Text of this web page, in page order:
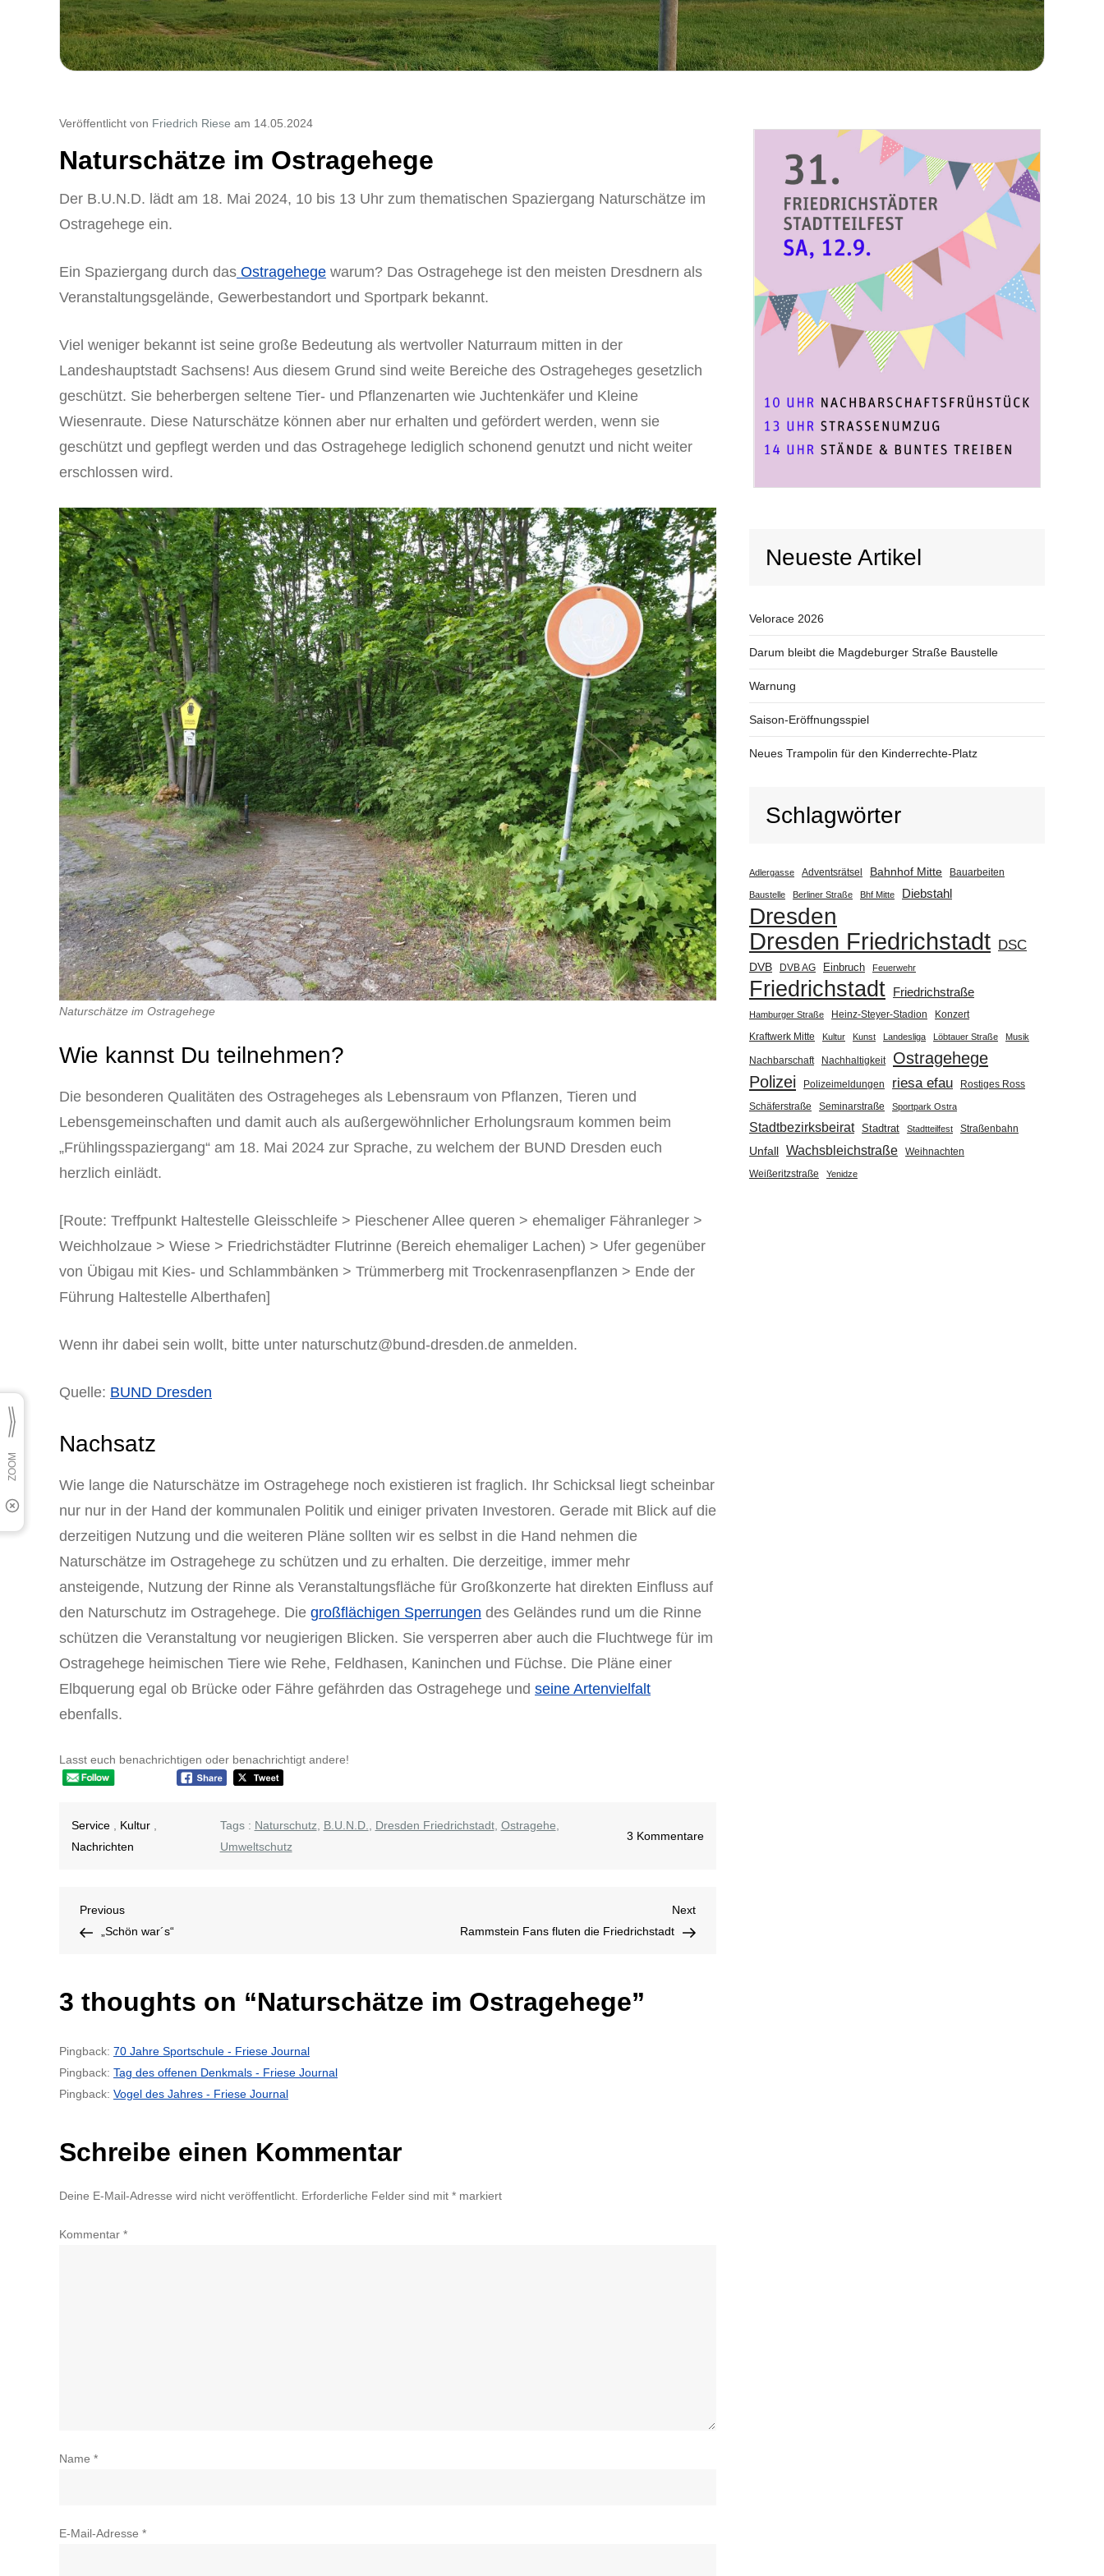
Veröffentlicht von Friedrich Riese am 14.05.2024
Naturschätze im Ostragehege
Der B.U.N.D. lädt am 18. Mai 2024, 10 bis 13 Uhr zum thematischen Spaziergang Naturschätze im
Ostragehege ein.
Ein Spaziergang durch das Ostragehege warum? Das Ostragehege ist den meisten Dresdnern als
Veranstaltungsgelände, Gewerbestandort und Sportpark bekannt.
Viel weniger bekannt ist seine große Bedeutung als wertvoller Naturraum mitten in der
Landeshauptstadt Sachsens! Aus diesem Grund sind weite Bereiche des Ostrageheges gesetzlich
geschützt. Sie beherbergen seltene Tier- und Pflanzenarten wie Juchtenkäfer und Kleine
Wiesenraute. Diese Naturschätze können aber nur erhalten und gefördert werden, wenn sie
geschützt und gepflegt werden und das Ostragehege lediglich schonend genutzt und nicht weiter
erschlossen wird.
Naturschätze im Ostragehege
Wie kannst Du teilnehmen?
Die besonderen Qualitäten des Ostrageheges als Lebensraum von Pflanzen, Tieren und
Lebensgemeinschaften und damit auch als außergewöhnlicher Erholungsraum kommen beim
„Frühlingsspaziergang“ am 18. Mai 2024 zur Sprache, zu welchem der BUND Dresden euch
herzlich einlädt.
[Route: Treffpunkt Haltestelle Gleisschleife > Pieschener Allee queren > ehemaliger Fähranleger >
Weichholzaue > Wiese > Friedrichstädter Flutrinne (Bereich ehemaliger Lachen) > Ufer gegenüber
von Übigau mit Kies- und Schlammbänken > Trümmerberg mit Trockenrasenpflanzen > Ende der
Führung Haltestelle Alberthafen]
Wenn ihr dabei sein wollt, bitte unter naturschutz@bund-dresden.de anmelden.
Quelle: BUND Dresden
Nachsatz
Wie lange die Naturschätze im Ostragehege noch existieren ist fraglich. Ihr Schicksal liegt scheinbar
nur nur in der Hand der kommunalen Politik und einiger privaten Investoren. Gerade mit Blick auf die
derzeitigen Nutzung und die weiteren Pläne sollten wir es selbst in die Hand nehmen die
Naturschätze im Ostragehege zu schützen und zu erhalten. Die derzeitige, immer mehr
ansteigende, Nutzung der Rinne als Veranstaltungsfläche für Großkonzerte hat direkten Einfluss auf
den Naturschutz im Ostragehege. Die großflächigen Sperrungen des Geländes rund um die Rinne
schützen die Veranstaltung vor neugierigen Blicken. Sie versperren aber auch die Fluchtwege für im
Ostragehege heimischen Tiere wie Rehe, Feldhasen, Kaninchen und Füchse. Die Pläne einer
Elbquerung egal ob Brücke oder Fähre gefährden das Ostragehege und seine Artenvielfalt
ebenfalls.
Lasst euch benachrichtigen oder benachrichtigt andere!
Service , Kultur ,
Nachrichten
Tags : Naturschutz, B.U.N.D., Dresden Friedrichstadt, Ostragehe,
Umweltschutz
3 Kommentarezu
Beitragsnavigation
Previous
Post
Previous
„Schön war´s“
Next
Post
Next
Rammstein Fans fluten die Friedrichstadt
3 thoughts on “Naturschätze im Ostragehege”
Pingback: 70 Jahre Sportschule - Friese Journal
Pingback: Tag des offenen Denkmals - Friese Journal
Pingback: Vogel des Jahres - Friese Journal
Schreibe einen Kommentar
Deine E-Mail-Adresse wird nicht veröffentlicht. Erforderliche Felder sind mit * markiert
Kommentar *
Name *
E-Mail-Adresse *
Neueste Artikel
Velorace 2026
Darum bleibt die Magdeburger Straße Baustelle
Warnung
Saison-Eröffnungsspiel
Neues Trampolin für den Kinderrechte-Platz
Schlagwörter
Adlergasse Adventsrätsel Bahnhof Mitte Bauarbeiten
Baustelle Berliner Straße Bhf Mitte Diebstahl
Dresden
Dresden Friedrichstadt DSC
DVB DVB AG Einbruch Feuerwehr
Friedrichstadt Friedrichstraße
Hamburger Straße Heinz-Steyer-Stadion
Konzert
Kraftwerk Mitte
Kultur Kunst Landesliga Löbtauer Straße Musik
Nachbarschaft Nachhaltigkeit
Ostragehege
Polizei
Polizeimeldungen riesa efau Rostiges Ross
Schäferstraße Seminarstraße Sportpark Ostra
Stadtbezirksbeirat Stadtrat Stadtteilfest Straßenbahn
Unfall Wachsbleichstraße
Weihnachten
Weißeritzstraße
Yenidze